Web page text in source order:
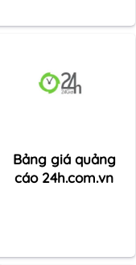
Bảng giá quảng
cáo 24h.com.vn